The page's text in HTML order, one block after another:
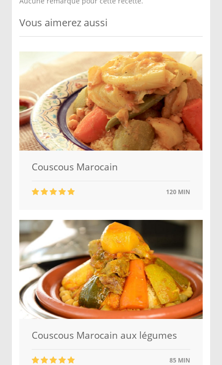
Vous aimerez aussi
Couscous Marocain
120 MIN
Couscous Marocain aux légumes
85 MIN